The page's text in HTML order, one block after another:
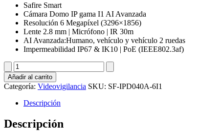
Safire Smart
Cámara Domo IP gama I1 AI Avanzada
Resolución 6 Megapíxel (3296×1856)
Lente 2.8 mm | Micrófono | IR 30m
AI Avanzada:Humano, vehículo y vehículo 2 ruedas
Impermeabilidad IP67 & IK10 | PoE (IEEE802.3af)
SF-
IPD040A-
6I1
cantidad
Añadir al carrito
Categoría: Videovigilancia SKU: SF-IPD040A-6I1
Descripción
Descripción